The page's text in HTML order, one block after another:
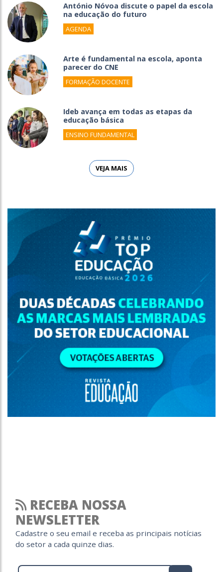
António Nóvoa discute o papel da escola
na educação do futuro
AGENDA
Arte é fundamental na escola, aponta
parecer do CNE
FORMAÇÃO DOCENTE
Ideb avança em todas as etapas da
educação básica
ENSINO FUNDAMENTAL
VEJA MAIS
RECEBA NOSSA
NEWSLETTER
Cadastre o seu email e receba as principais notícias
do setor a cada quinze dias.